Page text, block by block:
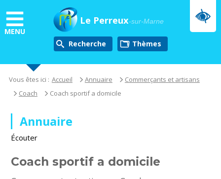
au
contenu
principal
MENU
Le Perreux-sur-Marne
Recherche thèmes
Vous êtes ici : Accueil Annuaire
Commerçants et artisans
Coach
Coach sportif a domicile
Annuaire
Écouter
Coach sportif a domicile